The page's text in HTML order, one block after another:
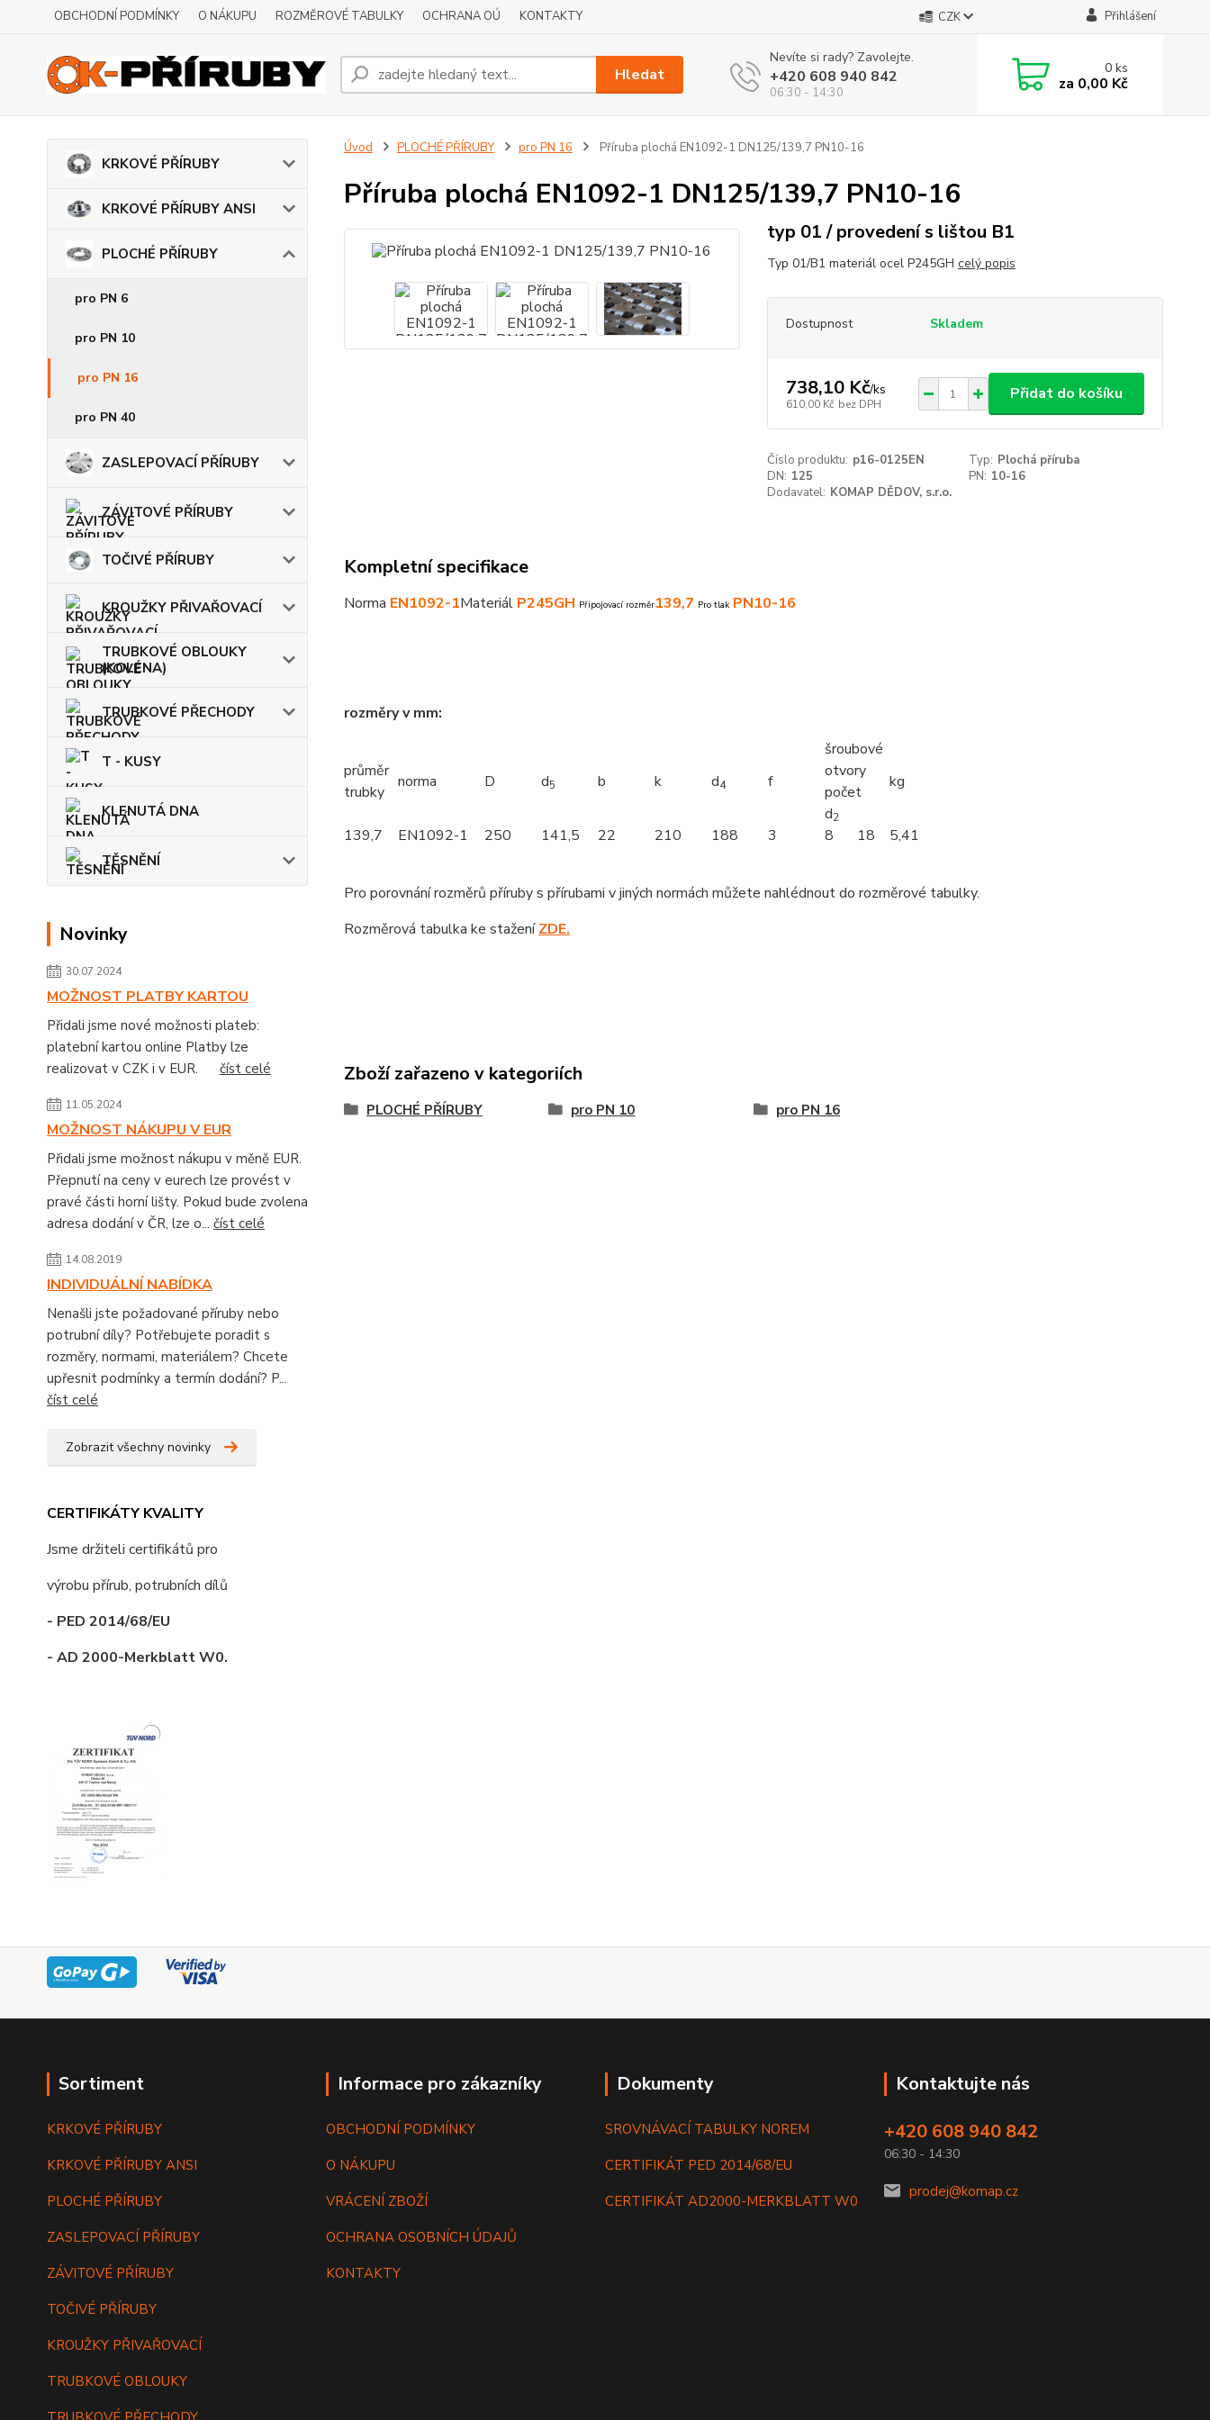
OBCHODNÍ PODMÍNKY O NÁKUPU ROZMĚROVÉ TABULKY OCHRANA OÚ KONTAKTY CZK Přihlášení
Hledat
Nevíte si rady? Zavolejte.
+420 608 940 842
06:30 - 14:30
0ks
za 0,00 Kč
KRKOVÉ PŘÍRUBY
KRKOVÉ PŘÍRUBY ANSI
PLOCHÉ PŘÍRUBY
pro PN 6
pro PN 10
pro PN 16
pro PN 40
ZASLEPOVACÍ PŘÍRUBY
ZÁVITOVÉ PŘÍRUBY
TOČIVÉ PŘÍRUBY
KROUŽKY PŘIVAŘOVACÍ
TRUBKOVÉ OBLOUKY
(KOLENA)
TRUBKOVÉ PŘECHODY
T - KUSY
KLENUTÁ DNA
TĚSNĚNÍ
Novinky
30.07.2024
MOŽNOST PLATBY KARTOU
Přidali jsme nové možnosti plateb:
platební kartou online Platby lze
realizovat v CZK i v EUR. číst celé
11.05.2024
MOŽNOST NÁKUPU V EUR
Přidali jsme možnost nákupu v měně EUR.
Přepnutí na ceny v eurech lze provést v
pravé části horní lišty. Pokud bude zvolena
adresa dodání v ČR, lze o... číst celé
14.08.2019
INDIVIDUÁLNÍ NABÍDKA
Nenašli jste požadované příruby nebo
potrubní díly? Potřebujete poradit s
rozměry, normami, materiálem? Chcete
upřesnit podmínky a termín dodání? P...
číst celé
Zobrazit všechny novinky
CERTIFIKÁTY KVALITY
Jsme držiteli certifikátů pro
výrobu přírub, potrubních dílů
- PED 2014/68/EU
- AD 2000-Merkblatt W0.
Úvod PLOCHÉ PŘÍRUBY pro PN 16 Příruba plochá EN1092-1 DN125/139,7 PN10-16
Příruba plochá EN1092-1 DN125/139,7 PN10-16
typ 01 / provedení s lištou B1
Typ 01/B1 materiál ocel P245GH celý popis
Dostupnost Skladem
738,10 Kč/ks
610,00 Kč bez DPH
Přidat do košíku
Číslo produktu: p16-0125EN Typ: Plochá příruba
DN: 125 PN: 10-16
Dodavatel: KOMAP DĚDOV, s.r.o.
Kompletní specifikace
Norma EN1092-1Materiál P245GH Připojovací rozměr139,7 Pro tlakPN10-16
rozměry v mm:
průměr
trubky
norma D d5 b k d4 f
šroubové
otvory
počet
d2
kg
139,7 EN1092-1 250 141,5 22 210 188 3 8 18 5,41
Pro porovnání rozměrů příruby s přírubami v jiných normách můžete nahlédnout do rozměrové tabulky.
Rozměrová tabulka ke staženíZDE.
Zboží zařazeno v kategoriích
PLOCHÉ PŘÍRUBY pro PN 10 pro PN 16
Sortiment
KRKOVÉ PŘÍRUBY
KRKOVÉ PŘÍRUBY ANSI
PLOCHÉ PŘÍRUBY
ZASLEPOVACÍ PŘÍRUBY
ZÁVITOVÉ PŘÍRUBY
TOČIVÉ PŘÍRUBY
KROUŽKY PŘIVAŘOVACÍ
TRUBKOVÉ OBLOUKY
Informace pro zákazníky
OBCHODNÍ PODMÍNKY
O NÁKUPU
VRÁCENÍ ZBOŽÍ
OCHRANA OSOBNÍCH ÚDAJŮ
KONTAKTY
Dokumenty
SROVNÁVACÍ TABULKY NOREM
CERTIFIKÁT PED 2014/68/EU
CERTIFIKÁT AD2000-MERKBLATT W0
Kontaktujte nás
+420 608 940 842
06:30 - 14:30
prodej@komap.cz